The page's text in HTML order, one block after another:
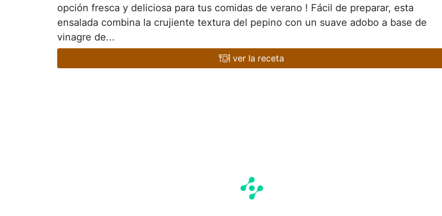
opción fresca y deliciosa para tus comidas de verano ! Fácil de preparar, esta
ensalada combina la crujiente textura del pepino con un suave adobo a base de
vinagre de...
ver la receta